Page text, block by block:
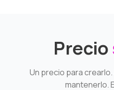
Precio
Un precio para
mantenerlo.